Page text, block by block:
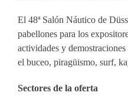
El 48ª Salón Náutico de
pabellones para los
actividades y
el buceo, piragüismo, surf,
Sectores de la oferta